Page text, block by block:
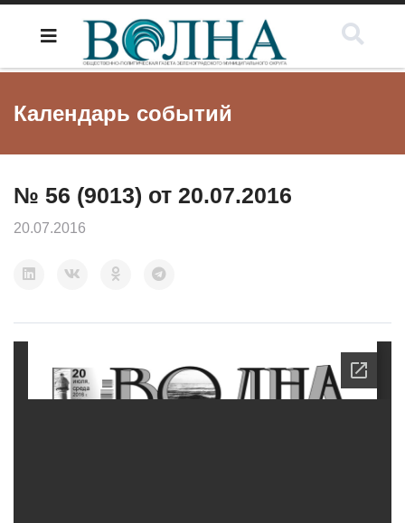
Календарь событий
№ 56 (9013) от 20.07.2016
20.07.2016